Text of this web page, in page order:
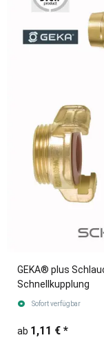
GEKA® plus
Schnellkupplung
Sofort verfügbar
ab 1,11 € *